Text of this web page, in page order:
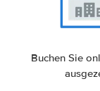
Buchen Sie